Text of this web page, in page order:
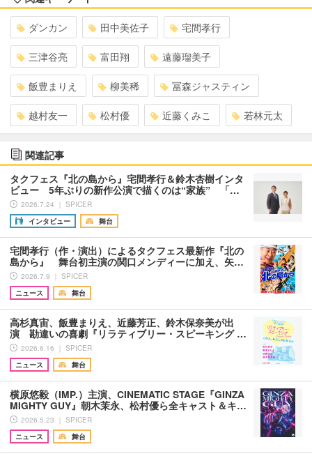
ダンカン 田中美佐子 宅間孝行
三津谷亮 富田翔 遠藤瑠美子
飯豊まりえ 柳美稀 冨森ジャスティン
越村友一 松村優 近藤くみこ 若林元太
関連記事
タクフェス『北の島から』宅間孝行＆鈴木杏樹インタ
ビュー 5年ぶりの新作公演で描くのは“家族” 「…
2026.7.24 ｜ SPICER
インタビュー
舞台
宅間孝行（作・演出）によるタクフェス最新作『北の
島から』 舞台初主演の関口メンディーに加え、矢…
2026.7.9 ｜ SPICER
ニュース
舞台
高杉真宙、飯豊まりえ、近藤芳正、鈴木保奈美が出
演 勘違いの喜劇『リラティブリー・スピーキング …
2026.6.16 ｜ SPICER
ニュース
舞台
横原悠毅（IMP.）主演、CINEMATIC STAGE『GINZA
MIGHTY GUY』朝木茉永、松村優ら全キャスト＆キ…
2026.5.23 ｜ SPICER
ニュース
舞台